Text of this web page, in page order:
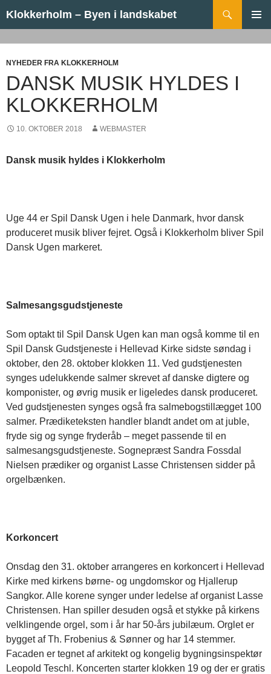
Klokkerholm – Byen i landskabet
MENU
NYHEDER FRA KLOKKERHOLM
DANSK MUSIK HYLDES I
KLOKKERHOLM
10. OKTOBER 2018 WEBMASTER
Dansk musik hyldes i Klokkerholm
Uge 44 er Spil Dansk Ugen i hele Danmark, hvor dansk
produceret musik bliver fejret. Også i Klokkerholm bliver Spil
Dansk Ugen markeret.
Salmesangsgudstjeneste
Som optakt til Spil Dansk Ugen kan man også komme til en
Spil Dansk Gudstjeneste i Hellevad Kirke sidste søndag i
oktober, den 28. oktober klokken 11. Ved gudstjenesten
synges udelukkende salmer skrevet af danske digtere og
komponister, og øvrig musik er ligeledes dansk produceret.
Ved gudstjenesten synges også fra salmebogstillægget 100
salmer. Prædiketeksten handler blandt andet om at juble,
fryde sig og synge fryderåb – meget passende til en
salmesangsgudstjeneste. Sognepræst Sandra Fossdal
Nielsen prædiker og organist Lasse Christensen sidder på
orgelbænken.
Korkoncert
Onsdag den 31. oktober arrangeres en korkoncert i Hellevad
Kirke med kirkens børne- og ungdomskor og Hjallerup
Sangkor. Alle korene synger under ledelse af organist Lasse
Christensen. Han spiller desuden også et stykke på kirkens
velklingende orgel, som i år har 50-års jubilæum. Orglet er
bygget af Th. Frobenius & Sønner og har 14 stemmer.
Facaden er tegnet af arkitekt og kongelig bygningsinspektør
Leopold Teschl. Koncerten starter klokken 19 og der er gratis